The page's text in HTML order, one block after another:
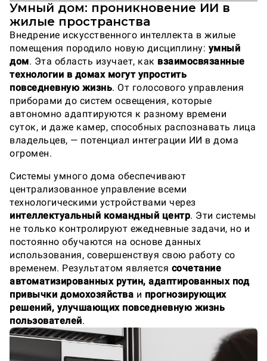
Умный дом: проникновение ИИ в
жилые пространства
Внедрение искусственного интеллекта в жилые
помещения породило новую дисциплину: умный
дом. Эта область изучает, как взаимосвязанные
технологии в домах могут упростить
повседневную жизнь. От голосового управления
приборами до систем освещения, которые
автономно адаптируются к разному времени
суток, и даже камер, способных распознавать лица
владельцев, — потенциал интеграции ИИ в дома
огромен.
Системы умного дома обеспечивают
централизованное управление всеми
технологическими устройствами через
интеллектуальный командный центр. Эти системы
не только контролируют ежедневные задачи, но и
постоянно обучаются на основе данных
использования, совершенствуя свою работу со
временем. Результатом является сочетание
автоматизированных рутин, адаптированных под
привычки домохозяйства и прогнозирующих
решений, улучшающих повседневную жизнь
пользователей.